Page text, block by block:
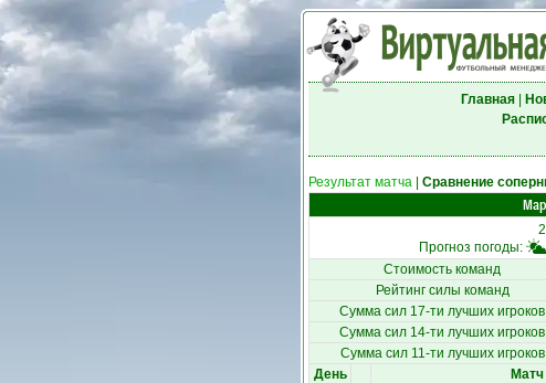
Главная|
Результат матча Сравнение
Прогноз погоды:
Стоимость команд
Рейтинг силы команд
Сумма сил 17-ти лучших игроков
Сумма сил 14-ти лучших игроков
Сумма сил 11-ти лучших игроков
День
Матч